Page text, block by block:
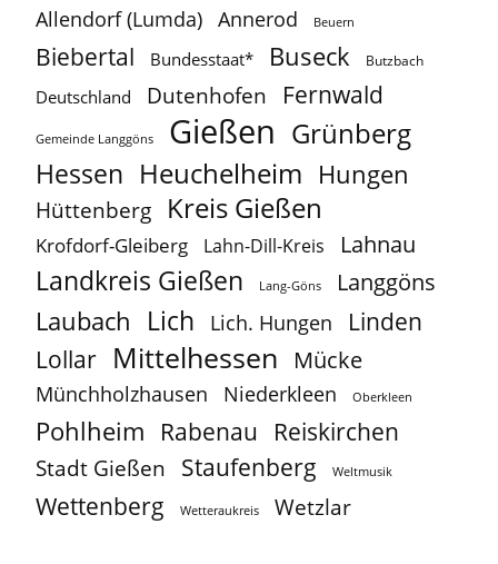
Allendorf (Lumda) Annerod Beuern
Biebertal Bundesstaat* Buseck Butzbach
Deutschland Dutenhofen Fernwald
Gemeinde Langgöns Gießen Grünberg
Hessen Heuchelheim Hungen
Hüttenberg Kreis Gießen
Krofdorf-Gleiberg Lahn-Dill-Kreis Lahnau
Landkreis Gießen Lang-Göns Langgöns
Laubach Lich Lich. Hungen Linden
Lollar Mittelhessen Mücke
Münchholzhausen Niederkleen Oberkleen
Pohlheim Rabenau Reiskirchen
Stadt Gießen Staufenberg Weltmusik
Wettenberg Wetteraukreis Wetzlar